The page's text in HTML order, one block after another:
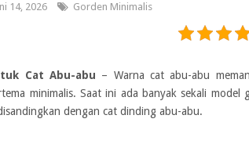
14, 2026 Gorden Minimalis
Cat Abu-abu – Warna cat abu-abu
minimalis. Saat ini ada banyak sekali model
dengan cat dinding abu-abu.